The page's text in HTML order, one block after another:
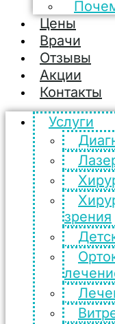
Цены
Врачи
Отзывы
Акции
Контакты
Услуги
зрения